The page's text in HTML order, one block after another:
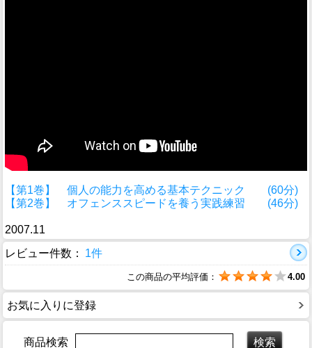
【第1巻】 個人の能力を高める基本テクニック (60分)
【第2巻】 オフェンススピードを養う実践練習 (46分)
2007.11
レビュー件数：
1件
この商品の平均評価： 4.00
お気に入りに登録
商品検索